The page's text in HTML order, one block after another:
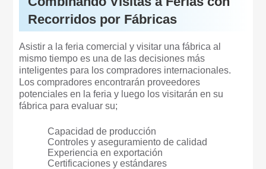
Recorridos por Fábricas
Asistir a la feria comercial y visitar una fábrica al
mismo tiempo es una de las decisiones más
inteligentes para los compradores internacionales.
Los compradores encontrarán proveedores
potenciales en la feria y luego los visitarán en su
fábrica para evaluar su;
Capacidad de producción
Controles y aseguramiento de calidad
Experiencia en exportación
Certificaciones y estándares